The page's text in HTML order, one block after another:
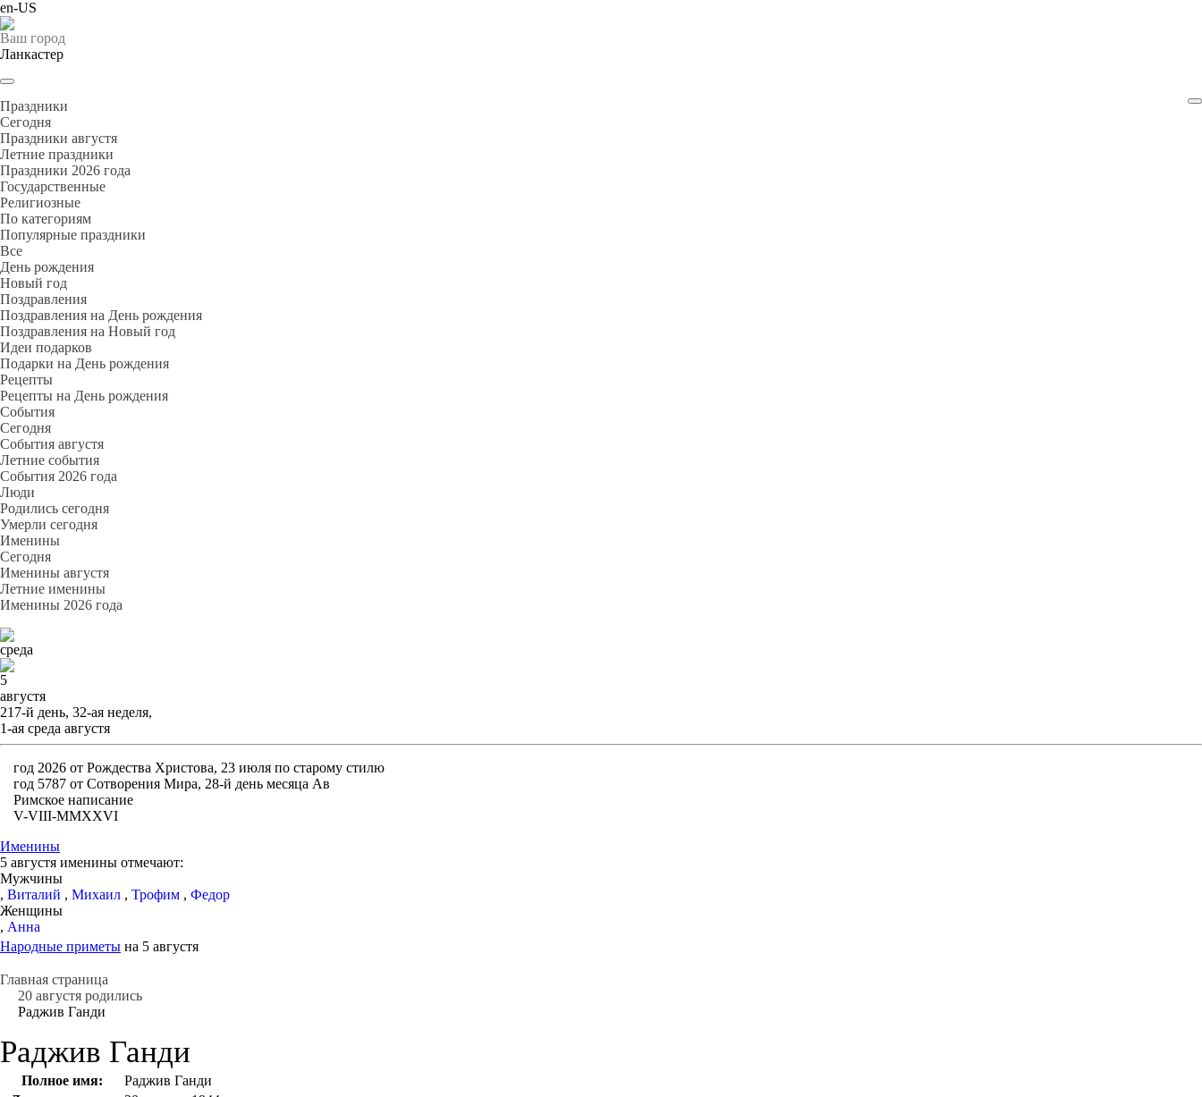
en-US
Ваш город
Ланкастер
Праздники
Cегодня
Праздники августя
Летние праздники
Праздники 2026 года
Государственные
Религиозные
По категориям
Популярные праздники
Все
День рождения
Новый год
Поздравления
Поздравления на День рождения
Поздравления на Новый год
Идеи подарков
Подарки на День рождения
Рецепты
Рецепты на День рождения
События
Cегодня
События августя
Летние события
События 2026 года
Люди
Родились сегодня
Умерли сегодня
Именины
Cегодня
Именины августя
Летние именины
Именины 2026 года
среда
5
августя
217-й день, 32-ая неделя,
1-ая среда августя
год 2026 от Рождества Христова, 23 июля по старому стилю
год 5787 от Сотворения Мира, 28-й день месяца Ав
Римское написание
V-VIII-MMXXVI
Именины
5 августя именины отмечают:
Мужчины
, Виталий , Михаил , Трофим , Федор
Женщины
, Анна
Народные приметы на 5 августя
Главная страница
20 августя родились
Раджив Ганди
Раджив Ганди
Полное имя:
Раджив Ганди